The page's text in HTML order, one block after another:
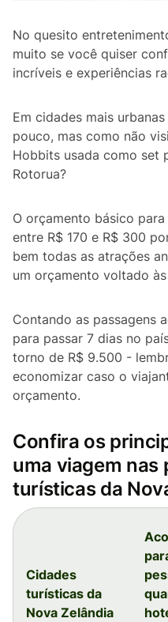
No quesito
muito se você quiser
incríveis e experiências
Em cidades mais
pouco, mas como não
Hobbits usada como set
Rotorua?
O orçamento básico
entre R$ 170 e R$ 300
bem todas as atrações
um orçamento voltado
Contando as passagens
para passar 7 dias no
torno de R$ 9.500 -
economizar caso o
orçamento.
Confira os
uma viagem nas
turísticas da
Cidades
turísticas da
Nova Zelândia